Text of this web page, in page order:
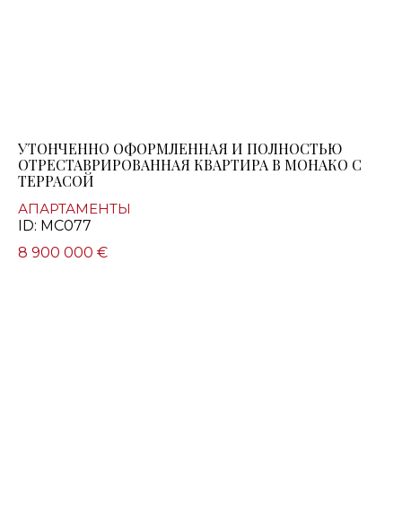
УТОНЧЕННО ОФОРМЛЕННАЯ И ПОЛНОСТЬЮ
ОТРЕСТАВРИРОВАННАЯ КВАРТИРА В МОНАКО С
ТЕРРАСОЙ
АПАРТАМЕНТЫ
ID: MC077
8 900 000 €